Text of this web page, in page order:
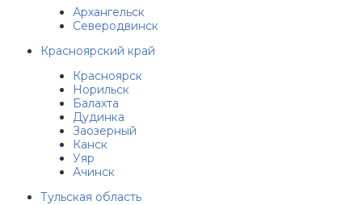
Архангельск
Северодвинск
Красноярский край
Красноярск
Норильск
Балахта
Дудинка
Заозерный
Канск
Уяр
Ачинск
Тульская область